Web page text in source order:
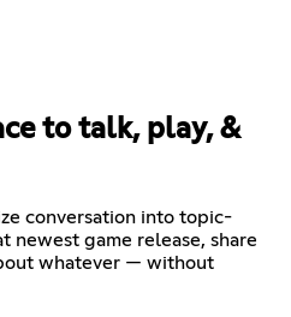
to talk, play, &
conversation into topic-
newest game release, share
whatever — without